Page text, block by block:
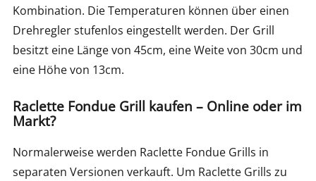
Kombination. Die Temperaturen können über einen
Drehregler stufenlos eingestellt werden. Der Grill
besitzt eine Länge von 45cm, eine Weite von 30cm und
eine Höhe von 13cm.
Raclette Fondue Grill kaufen – Online oder im
Markt?
Normalerweise werden Raclette Fondue Grills in
separaten Versionen verkauft. Um Raclette Grills zu